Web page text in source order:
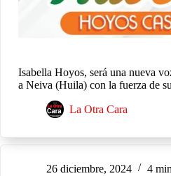
Isabella Hoyos, será una nueva
a Neiva (Huila) con la fuerza de
La Otra Cara
26 diciembre, 2024 4